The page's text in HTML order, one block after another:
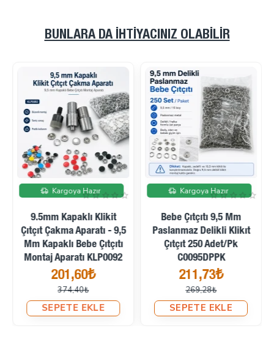
BUNLARA DA İHTIYACINIZ OLABILIR
İndirimde
Kargoya Hazır
9.5mm Kapaklı Klikit
Çıtçıt Çakma Aparatı - 9,5
Mm Kapaklı Bebe Çıtçıtı
Montaj Aparatı KLP0092
201,60₺
374,40₺
SEPETE EKLE
İndirimde
Kargoya Hazır
Bebe Çıtçıtı 9,5 Mm
Paslanmaz Delikli Klikıt
Çıtçıt 250 Adet/Pk
C0095DPPK
211,73₺
269,28₺
SEPETE EKLE